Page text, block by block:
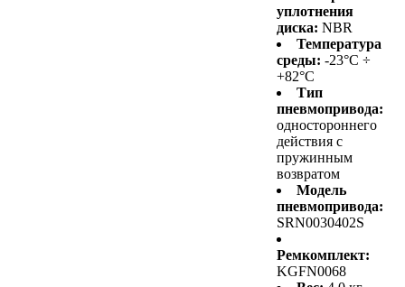
уплотнения
диска: NBR
Температура
среды: -23°C ÷
+82°C
Тип
пневмопривода:
одностороннего
действия с
пружинным
возвратом
Модель
пневмопривода:
SRN0030402S
Ремкомплект:
KGFN0068